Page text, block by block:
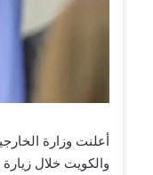
أعلنت وزارة
والكويت خلال زيارة